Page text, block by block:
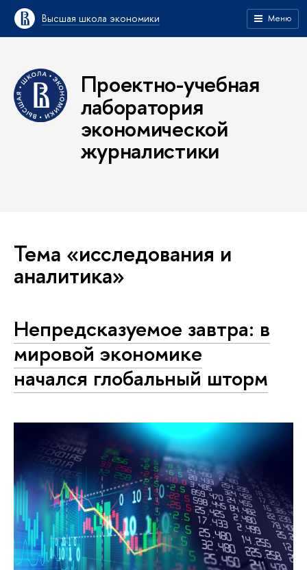
Высшая школа экономики Меню
Проектно-учебная
лаборатория
экономической
журналистики
Тема «исследования и
аналитика»
Непредсказуемое завтра: в
мировой экономике
начался глобальный шторм